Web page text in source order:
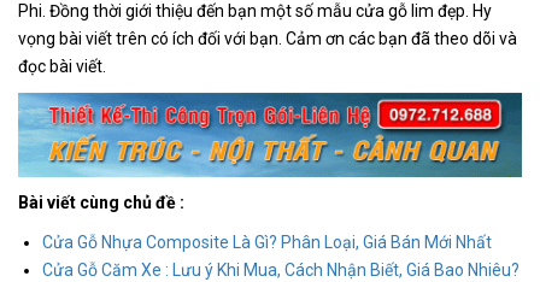
Phi. Đồng thời giới thiệu đến bạn một số mẫu cửa gỗ lim đẹp. Hy
vọng bài viết trên có ích đối với bạn. Cảm ơn các bạn đã theo dõi và
đọc bài viết.
Bài viết cùng chủ đề :
Cửa Gỗ Nhựa Composite Là Gì? Phân Loại, Giá Bán Mới Nhất
Cửa Gỗ Căm Xe : Lưu ý Khi Mua, Cách Nhận Biết, Giá Bao Nhiêu?